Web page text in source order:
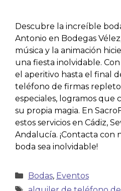
Descubre la increíble
Antonio en Bodegas
música y la animación
una fiesta inolvidable.
el aperitivo hasta el final
teléfono de firmas
especiales, logramos que
su propia magia. En
estos servicios en Cádiz,
Andalucía. ¡Contacta con
boda sea inolvidable!
Bodas, Eventos